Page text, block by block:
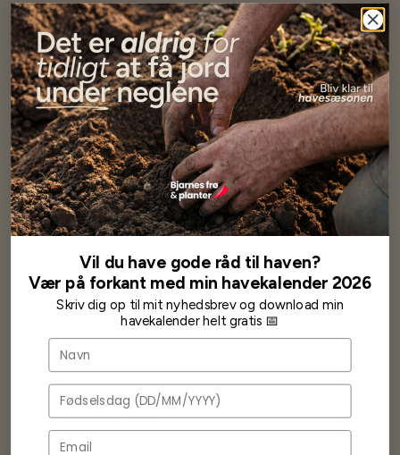
Har altid kun mødt god vejledning og hjælp fra Barney (Bjarne)
Har lige i går modtaget de fineste asparges kroner med posten
wauw en god kvalitet og størrelse.
Som skrevet før når jeg har skrevet med Bjarne har jeg altid mødt
venlighed og god service.
Jeg vil klart anbefale andre at købe her fra
Karsten Larsen
Ofte stillede spørgsmål
Levering og forsendelse
Frøkvalitet og garanti
Vil du have gode råd til haven?
Vær på forkant med min havekalender 2026
Skriv dig op til mit nyhedsbrev og download min
havekalender helt gratis 📅
Navn
Fødselsdag